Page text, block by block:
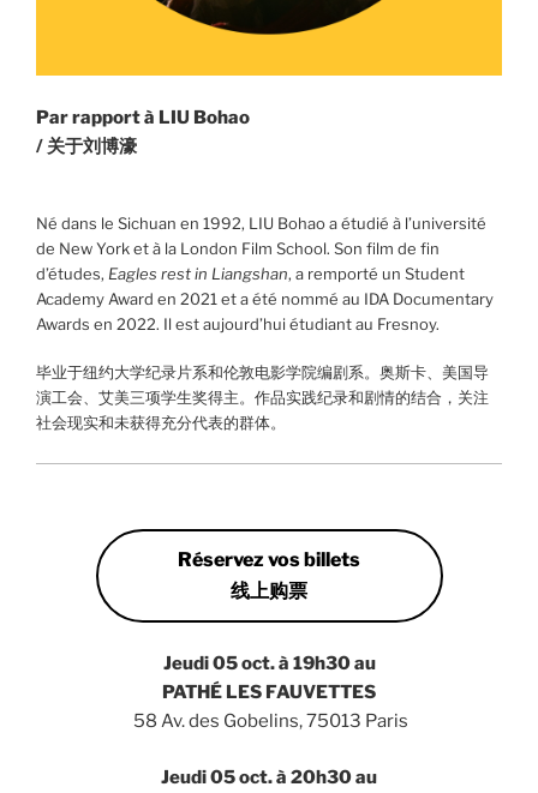
Par rapport à LIU Bohao
/ 关于刘博濠
Né dans le Sichuan en 1992, LIU Bohao a étudié à l’université
de New York et à la London Film School. Son film de fin
d’études, Eagles rest in Liangshan, a remporté un Student
Academy Award en 2021 et a été nommé au IDA Documentary
Awards en 2022. Il est aujourd’hui étudiant au Fresnoy.
毕业于纽约大学纪录片系和伦敦电影学院编剧系。奥斯卡、美国导
演工会、艾美三项学生奖得主。作品实践纪录和剧情的结合，关注
社会现实和未获得充分代表的群体。
Réservez vos billets
线上购票
Jeudi05 oct. à 19h30 au
PATHÉ LES FAUVETTES
58 Av. des Gobelins, 75013 Paris
Jeudi05 oct. à 20h30 au